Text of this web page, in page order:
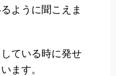
ように聞こえま
ている時に発せ
ます。